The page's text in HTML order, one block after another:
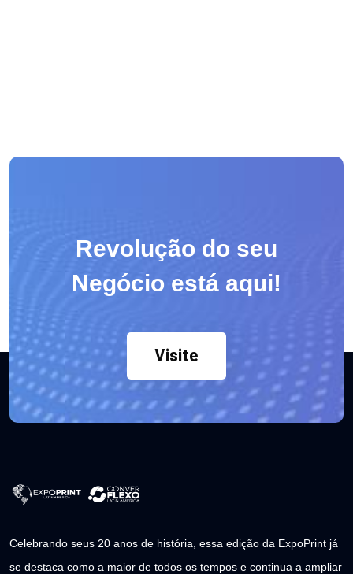
Revolução do seu
Negócio está aqui!
Visite
Celebrando seus 20 anos de história, essa edição da ExpoPrint já
se destaca como a maior de todos os tempos e continua a ampliar